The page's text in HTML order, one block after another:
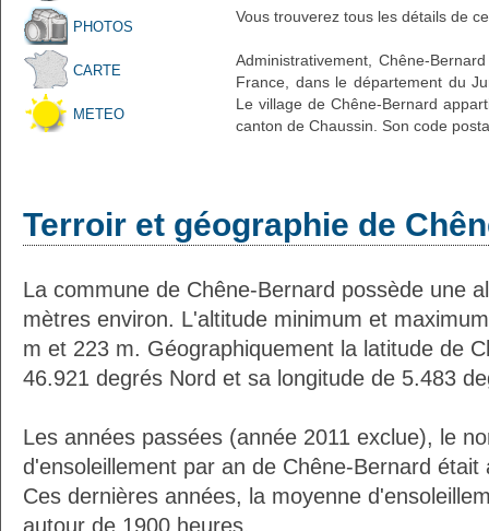
PHOTOS
CARTE
METEO
Vous trouverez tous les détails de
Administrativement, Chêne-
France, dans le département du
Le village de Chêne-Bernard
canton de Chaussin. Son code
Terroir et géographie de
La commune de Chêne-Bernard possède une
mètres environ. L'altitude minimum et
m et 223 m. Géographiquement la latitude de
46.921 degrés Nord et sa longitude de 5.483
Les années passées (année 2011 exclue), le
d'ensoleillement par an de Chêne-Bernard
Ces dernières années, la moyenne
autour de 1900 heures.